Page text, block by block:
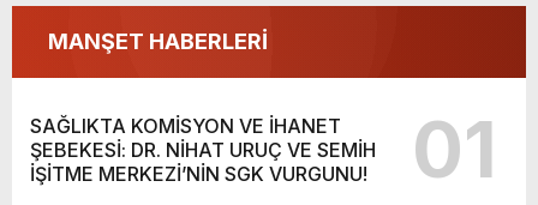
MANŞET HABERLERİ
SAĞLIKTA KOMİSYON VE İHANET
ŞEBEKESİ: DR. NİHAT URUÇ VE SEMİH
İŞİTME MERKEZİ’NİN SGK VURGUNU!
01